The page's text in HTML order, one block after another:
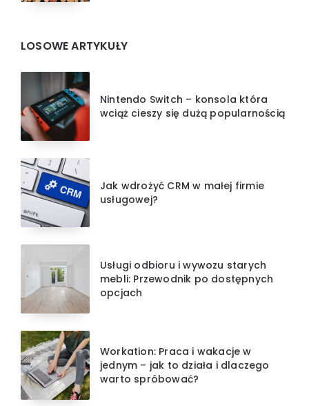
LOSOWE ARTYKUŁY
Nintendo Switch – konsola która
wciąż cieszy się dużą popularnością
Jak wdrożyć CRM w małej firmie
usługowej?
Usługi odbioru i wywozu starych
mebli: Przewodnik po dostępnych
opcjach
Workation: Praca i wakacje w
jednym – jak to działa i dlaczego
warto spróbować?